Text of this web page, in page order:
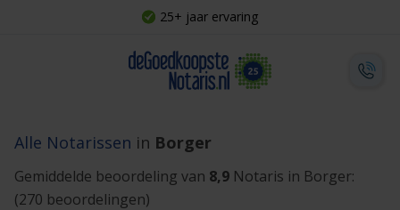
25+ jaar ervaring
Alle Notarissen in Borger
Gemiddelde beoordeling van 8,9 Notaris in Borger:
(270 beoordelingen)